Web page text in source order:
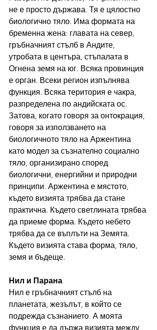
не е просто държава. Тя е цялостно
биологично тяло. Има формата на
бременна жена: главата на север,
гръбначният стълб в Андите,
утробата в центъра, стъпалата в
Огнена земя на юг. Всяка провинция
е орган. Всеки регион изпълнява
функция. Всяка територия е чакра,
разпределена по андийската ос.
Затова, когато говоря за онтокрация,
говоря за използването на
биологичното тяло на Аржентина
като модел за съзнателно социално
тяло, организирано според
биологични, енергийни и природни
принципи. Аржентина е мястото,
където визията трябва да стане
практична. Където светлината трябва
да приеме форма. Където небето
трябва да се въплъти на Земята.
Където визията става форма, тяло,
земя и бъдеще.
Нил и Парана
Нил е гръбначният стълб на
планетата, жезълът, в който се
подрежда съзнанието. А моята
функция е да държа визията между